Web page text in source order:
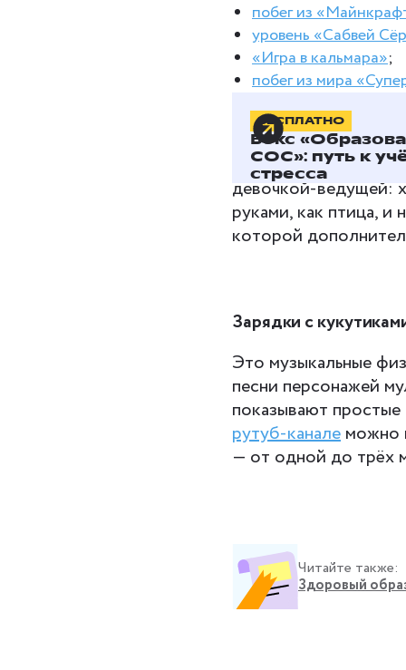
побег из
уровень «Сабвей
«Игра в кальмара»;
побег из мира
БЕСПЛАТНО
Бокс
СОС»: путь к
стресса
Физкультминутка
В этой
девочкой-ведущей:
руками, как птица,
которой
Зарядки с
Это музыкальные
песни персонажей
показывают
рутуб-канале можно
— от одной до трёх
Читайте также:
Здоровый